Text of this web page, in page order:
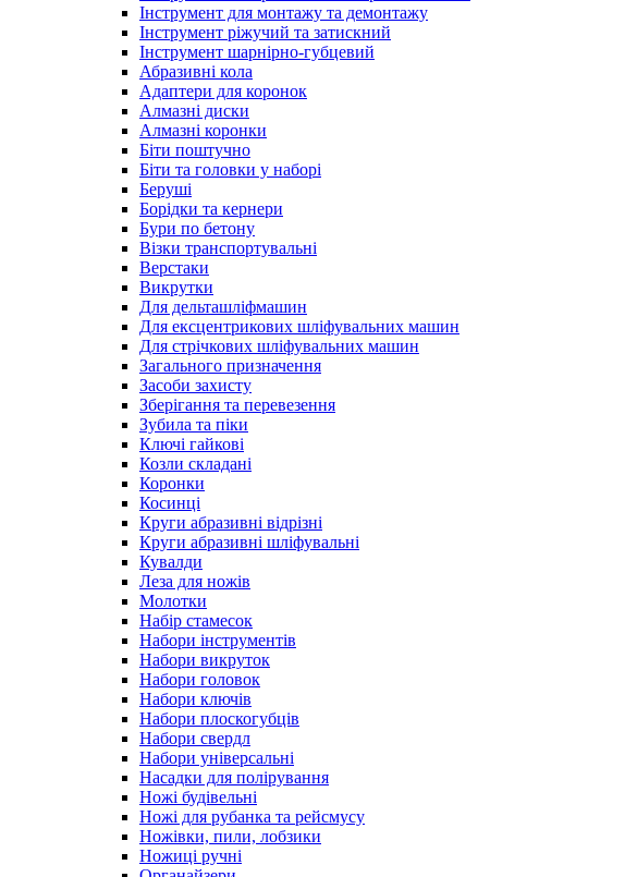
Інструмент для монтажу та демонтажу
Інструмент ріжучий та затискний
Інструмент шарнірно-губцевий
Абразивні кола
Адаптери для коронок
Алмазні диски
Алмазні коронки
Біти поштучно
Біти та головки у наборі
Беруші
Борідки та кернери
Бури по бетону
Візки транспортувальні
Верстаки
Викрутки
Для дельташліфмашин
Для ексцентрикових шліфувальних машин
Для стрічкових шліфувальних машин
Загального призначення
Засоби захисту
Зберігання та перевезення
Зубила та піки
Ключі гайкові
Козли складані
Коронки
Косинці
Круги абразивні відрізні
Круги абразивні шліфувальні
Кувалди
Леза для ножів
Молотки
Набір стамесок
Набори інструментів
Набори викруток
Набори головок
Набори ключів
Набори плоскогубців
Набори свердл
Набори універсальні
Насадки для полірування
Ножі будівельні
Ножі для рубанка та рейсмусу
Ножівки, пили, лобзики
Ножиці ручні